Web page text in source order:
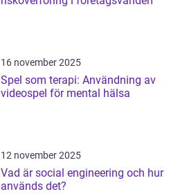
16 november 2025
Spel som terapi: Användning av
videospel för mental hälsa
12 november 2025
Vad är social engineering och hur
används det?